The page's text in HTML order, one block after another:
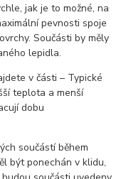
jak je to možné, na
pevnosti spoje
Součásti by měly
lepidla.
v části – Typické
teplota a menší
dobu
součástí během
být ponechán v klidu,